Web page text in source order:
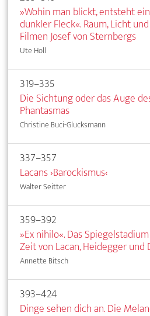
»Wohin man blickt, entsteht ein
dunkler Fleck«. Raum, Licht
Filmen Josef von Sternbergs
Ute Holl
319–335
Die Sichtung oder das Auge
Phantasmas
Christine Buci-Glucksmann
337–357
Lacans ›Barockismus‹
Walter Seitter
359–392
»Ex nihilo«. Das
Zeit von Lacan, Heidegger und
Annette Bitsch
393–424
Dinge sehen dich an. Die